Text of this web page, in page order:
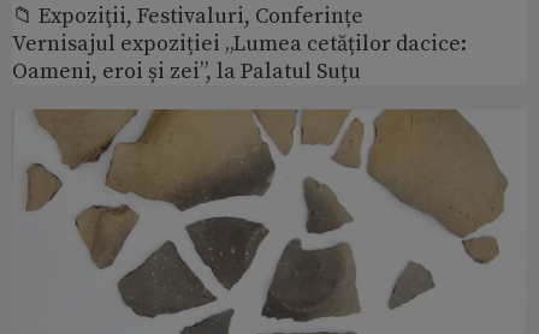
📁 Expoziţii, Festivaluri, Conferințe
Vernisajul expoziției „Lumea cetăților dacice:
Oameni, eroi și zei”, la Palatul Suțu